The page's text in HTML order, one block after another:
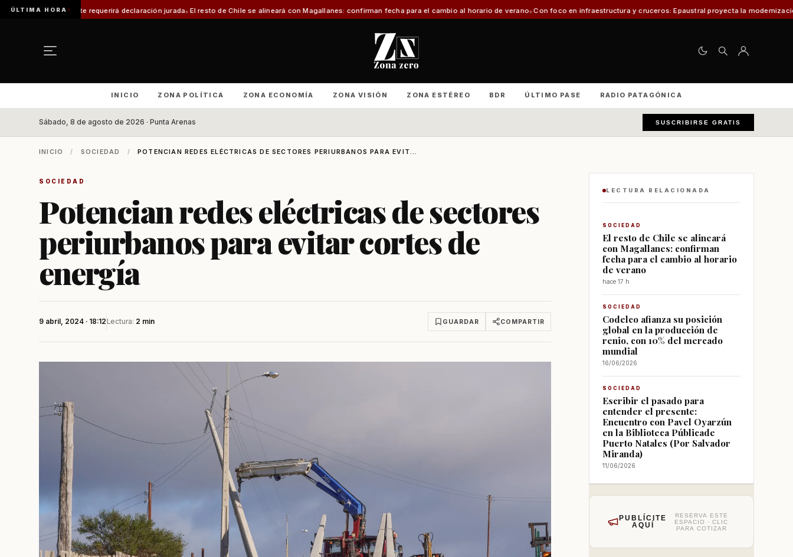
ÚLTIMA HORA
requerirá declaración jurada El resto de Chile se alineará con Magallanes: confirman fecha para el cambio al horario de verano Con foco en infraestructura y cruceros: Epaustral proyecta la modernización portuaria para
INICIO ZONA POLÍTICA ZONA ECONOMÍA ZONA VISIÓN ZONA ESTÉREO BDR ÚLTIMO PASE RADIO PATAGÓNICA
Sábado, 8 de agosto de 2026 · Punta Arenas SUSCRIBIRSE GRATIS
INICIO / SOCIEDAD / POTENCIAN REDES ELÉCTRICAS DE SECTORES PERIURBANOS PARA EVIT...
SOCIEDAD
Potencian redes eléctricas de sectores
periurbanos para evitar cortes de
energía
9 abril, 2024 · 18:12 Lectura: 2 min GUARDAR COMPARTIR
LECTURA RELACIONADA
SOCIEDAD
El resto de Chile se alineará
con Magallanes: confirman
fecha para el cambio al horario
de verano
hace 17 h
SOCIEDAD
Codelco afianza su posición
global en la producción de
renio, con 10% del mercado
mundial
16/06/2026
SOCIEDAD
Escribir el pasado para
entender el presente:
Encuentro con Pavel Oyarzún
en la Biblioteca Públicade
Puerto Natales (Por Salvador
Miranda)
11/06/2026
PUBLÍCITE
AQUÍ
RESERVA ESTE
ESPACIO · CLIC
PARA COTIZAR